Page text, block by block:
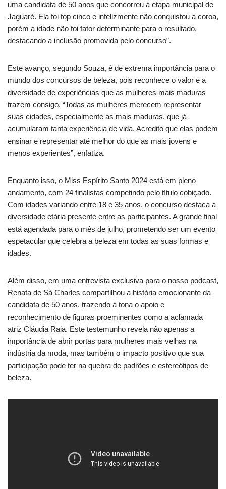
uma candidata de 50 anos que concorreu à etapa municipal de
Jaguaré. Ela foi top cinco e infelizmente não conquistou a coroa,
porém a idade não foi fator determinante para o resultado,
destacando a inclusão promovida pelo concurso”.
Este avanço, segundo Souza, é de extrema importância para o
mundo dos concursos de beleza, pois reconhece o valor e a
diversidade de experiências que as mulheres mais maduras
trazem consigo. “Todas as mulheres merecem representar
suas cidades, especialmente as mais maduras, que já
acumularam tanta experiência de vida. Acredito que elas podem
ensinar e representar até melhor do que as mais jovens e
menos experientes”, enfatiza.
Enquanto isso, o Miss Espírito Santo 2024 está em pleno
andamento, com 24 finalistas competindo pelo título cobiçado.
Com idades variando entre 18 e 35 anos, o concurso destaca a
diversidade etária presente entre as participantes. A grande final
está agendada para o mês de julho, prometendo ser um evento
espetacular que celebra a beleza em todas as suas formas e
idades.
Além disso, em uma entrevista exclusiva para o nosso podcast,
Renata de Sá Charles compartilhou a história emocionante da
candidata de 50 anos, trazendo à tona o apoio e
reconhecimento de figuras proeminentes como a aclamada
atriz Cláudia Raia. Este testemunho revela não apenas a
importância de abrir portas para mulheres mais velhas na
indústria da moda, mas também o impacto positivo que sua
participação pode ter na quebra de padrões e estereótipos de
beleza.